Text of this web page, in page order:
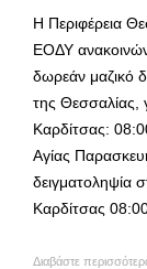
Η Περιφέρεια
ΕΟΔΥ
δωρεάν μαζικό
της Θεσσαλίας,
Καρδίτσας:
Αγίας
δειγματοληψία
Καρδίτσας
Διαβάστε